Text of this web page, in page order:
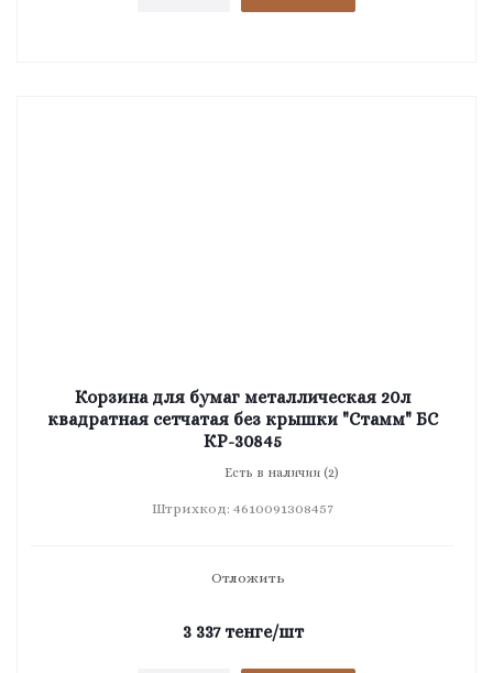
Корзина для бумаг металлическая 20л
квадратная сетчатая без крышки "Стамм" БС
КР-30845
Есть в наличии (2)
Штрихкод: 4610091308457
Отложить
3 337тенге/шт